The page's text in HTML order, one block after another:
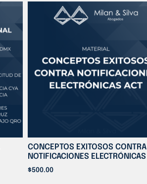
CONCEPTOS EXITOSOS CONTRA
NOTIFICACIONES
$500.00